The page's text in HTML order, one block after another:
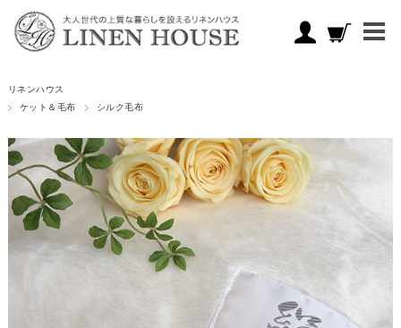
リネンハウス
ケット＆毛布
シルク毛布